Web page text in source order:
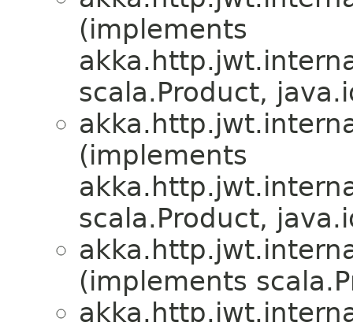
(implements
scala.Product,
(implements
scala.Product,
(implements